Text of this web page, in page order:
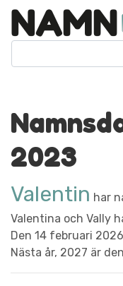
2023
Valentin har
Valentina och Vally
Den 14 februari
Nästa år, 2027 är